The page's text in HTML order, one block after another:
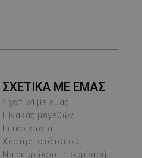
ΣΧΕΤΙΚΑ ΜΕ ΕΜΑΣ
Σχετικά με εμάς
Πίνακας μεγεθών
Επικοινωνία
Χάρτης ιστότοπου
Να ακυρώσω τη σύμβασή